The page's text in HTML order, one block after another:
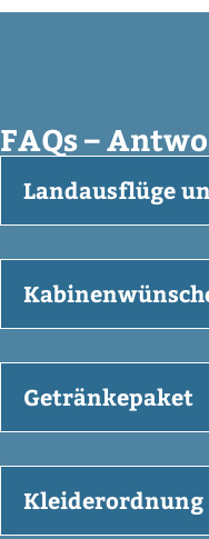
FAQs –
Landausflüge
Getränkepaket
Kleiderordnung